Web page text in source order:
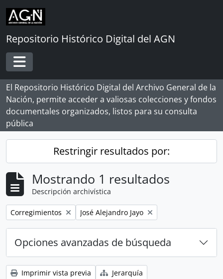
Skip to main content
Repositorio Histórico Digital del AGN
Toggle navigation
El Repositorio Histórico Digital del Archivo General de la
Nación, permite acceder a valiosas colecciones y fondos
documentales organizados, listos para su consulta
pública
Restringir resultados por:
Mostrando 1 resultados
Descripción archivística
Remove filter:
Corregimientos Remove filter:
José Alejandro Jayo
Opciones avanzadas de búsqueda
Imprimir vista previa
Jerarquía